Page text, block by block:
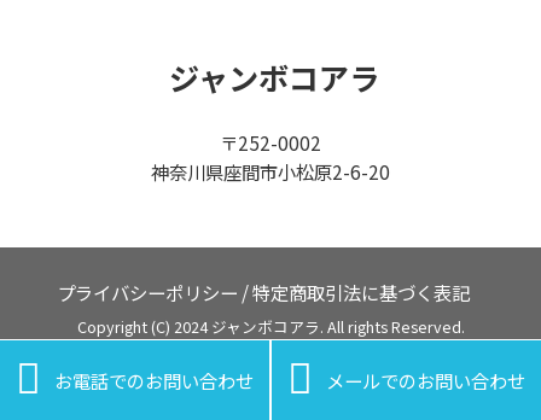
ジャンボコアラ
〒252-0002
神奈川県座間市小松原2-6-20
プライバシーポリシー /特定商取引法に基づく表記
Copyright (C) 2024 ジャンボコアラ. All rights Reserved.
鎌倉市のサービス一覧
 お電話でのお問い合わせ  メールでのお問い合わせ